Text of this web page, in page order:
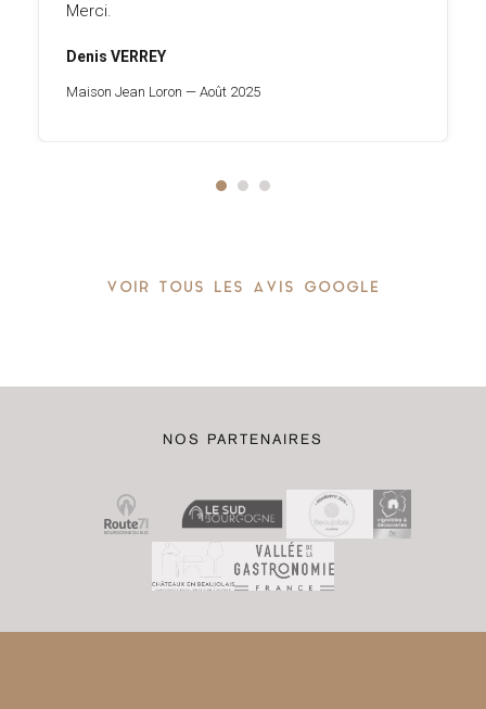
VOIR TOUS LES AVIS GOOGLE
NOS PARTENAIRES